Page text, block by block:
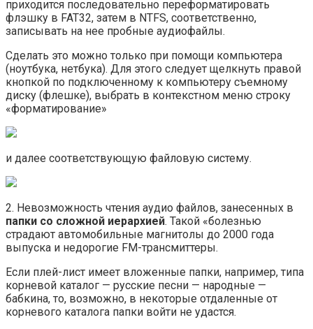
приходится последовательно переформатировать
флэшку в FAT32, затем в NTFS, соответственно,
записывать на нее пробные аудиофайлы.
Сделать это можно только при помощи компьютера
(ноутбука, нетбука). Для этого следует щелкнуть правой
кнопкой по подключенному к компьютеру съемному
диску (флешке), выбрать в контекстном меню строку
«форматирование»
и далее соответствующую файловую систему.
2. Невозможность чтения аудио файлов, занесенных в
папки со сложной иерархией. Такой «болезнью
страдают автомобильные магнитолы до 2000 года
выпуска и недорогие FM-трансмиттеры.
Если плей-лист имеет вложенные папки, например, типа
корневой каталог — русские песни — народные —
бабкина, то, возможно, в некоторые отдаленные от
корневого каталога папки войти не удастся.